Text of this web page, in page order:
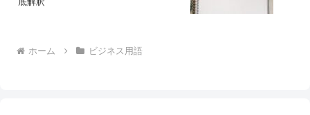
ホーム ビジネス用語